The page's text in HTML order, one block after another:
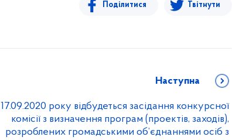
Поділитися Твітнути
Наступна
17.09.2020 року відбудеться засідання конкурсної
комісії з визначення програм (проектів, заходів),
розроблених громадськими об’єднаннями осіб з